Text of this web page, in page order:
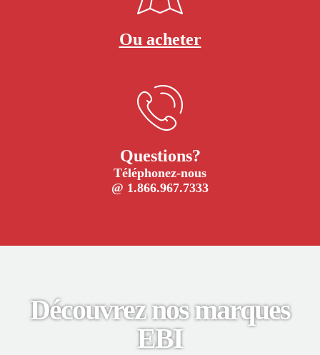
Ou acheter
Questions?
Téléphonez-nous
@ 1.866.967.7333
Découvrez nos marques
EBI